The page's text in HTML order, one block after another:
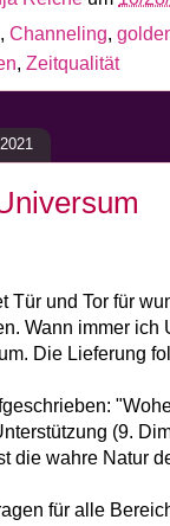
, Channeling,
, Zeitqualität
Tür und Tor für
Wann immer ich
Die Lieferung
(9.
die wahre Natur
für alle